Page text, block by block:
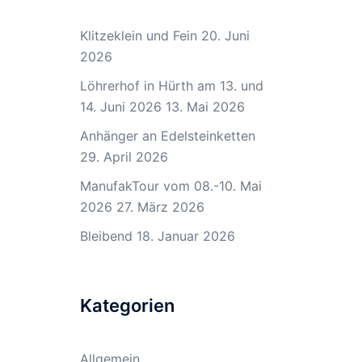
Klitzeklein und Fein 20. Juni
2026
Löhrerhof in Hürth am 13. und
14. Juni 2026 13. Mai 2026
Anhänger an Edelsteinketten
29. April 2026
ManufakTour vom 08.-10. Mai
2026 27. März 2026
Bleibend 18. Januar 2026
Kategorien
Allgemein